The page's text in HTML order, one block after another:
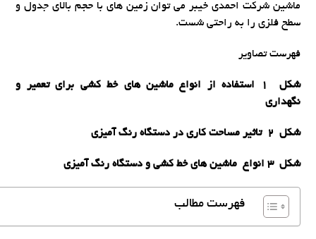
ماشین شرکت احمدی خیبر می توان زمین های با حجم بالای جدول و
سطح فلزی را به راحتی شست.
فهرست تصاویر
شکل 1 استفاده از انواع ماشین های خط کشی برای تعمیر و
نگهداری
شکل 2 تاثیر مساحت کاری در دستگاه رنگ آمیزی
شکل 3 انواع ماشین های خط کشی و دستگاه رنگ آمیزی
فهرست مطالب